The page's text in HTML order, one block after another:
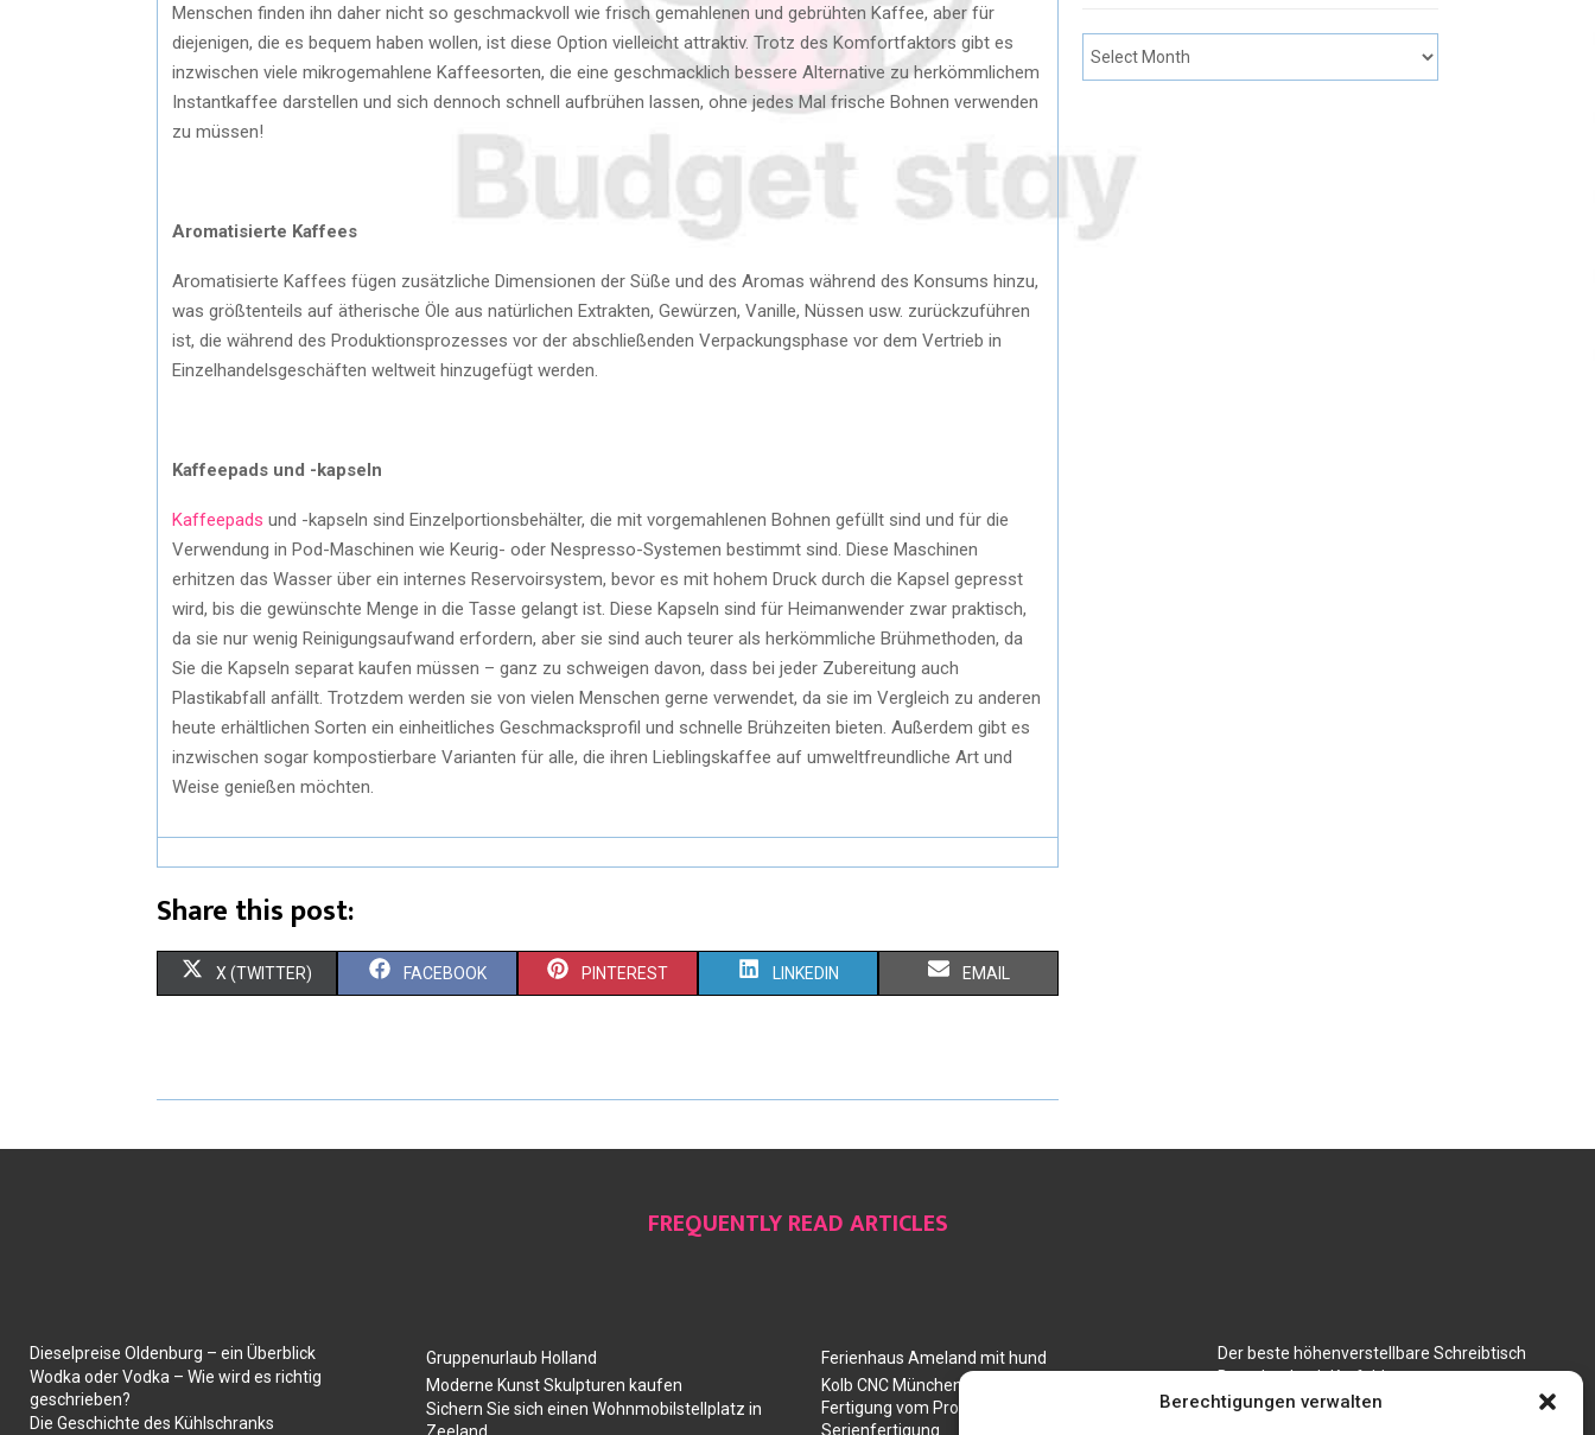
Berechtigungen verwalten
Menschen finden ihn daher nicht so geschmackvoll wie frisch gemahlenen und gebrühten Kaffee, aber für
diejenigen, die es bequem haben wollen, ist diese Option vielleicht attraktiv. Trotz des Komfortfaktors gibt es
inzwischen viele mikrogemahlene Kaffeesorten, die eine geschmacklich bessere Alternative zu herkömmlichem
Instantkaffee darstellen und sich dennoch schnell aufbrühen lassen, ohne jedes Mal frische Bohnen verwenden
zu müssen!
Aromatisierte Kaffees
Aromatisierte Kaffees fügen zusätzliche Dimensionen der Süße und des Aromas während des Konsums hinzu,
was größtenteils auf ätherische Öle aus natürlichen Extrakten, Gewürzen, Vanille, Nüssen usw. zurückzuführen
ist, die während des Produktionsprozesses vor der abschließenden Verpackungsphase vor dem Vertrieb in
Einzelhandelsgeschäften weltweit hinzugefügt werden.
Kaffeepads und -kapseln
Kaffeepads und -kapseln sind Einzelportionsbehälter, die mit vorgemahlenen Bohnen gefüllt sind und für die
Verwendung in Pod-Maschinen wie Keurig- oder Nespresso-Systemen bestimmt sind. Diese Maschinen
erhitzen das Wasser über ein internes Reservoirsystem, bevor es mit hohem Druck durch die Kapsel gepresst
wird, bis die gewünschte Menge in die Tasse gelangt ist. Diese Kapseln sind für Heimanwender zwar praktisch,
da sie nur wenig Reinigungsaufwand erfordern, aber sie sind auch teurer als herkömmliche Brühmethoden, da
Sie die Kapseln separat kaufen müssen – ganz zu schweigen davon, dass bei jeder Zubereitung auch
Plastikabfall anfällt. Trotzdem werden sie von vielen Menschen gerne verwendet, da sie im Vergleich zu anderen
heute erhältlichen Sorten ein einheitliches Geschmacksprofil und schnelle Brühzeiten bieten. Außerdem gibt es
inzwischen sogar kompostierbare Varianten für alle, die ihren Lieblingskaffee auf umweltfreundliche Art und
Weise genießen möchten.
Share this post:
X (TWITTER) FACEBOOK PINTEREST LINKEDIN EMAIL
FREQUENTLY READ ARTICLES
Dieselpreise Oldenburg – ein Überblick
Wodka oder Vodka – Wie wird es richtig
geschrieben?
Die Geschichte des Kühlschranks
Gruppenurlaub Holland
Moderne Kunst Skulpturen kaufen
Sichern Sie sich einen Wohnmobilstellplatz in
Zeeland
Ferienhaus Ameland mit hund
Kolb CNC München: Ihr Partner für CNC
Fertigung vom Prototyp über die
Serienfertigung
Der beste höhenverstellbare Schreibtisch
Branchenbuch Krefeld